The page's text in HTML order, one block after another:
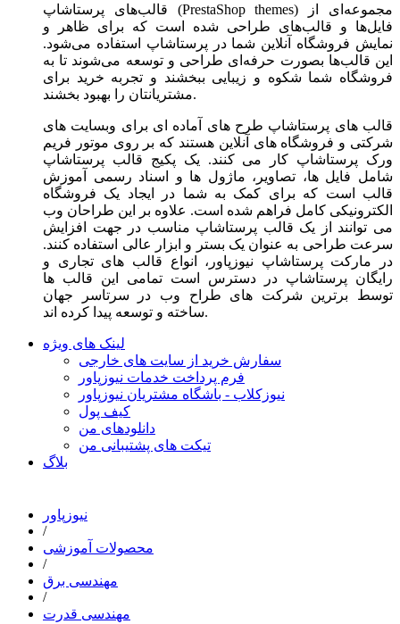
قالب‌های پرستاشاپ (PrestaShop themes) مجموعه‌ای از
فایل‌ها و قالب‌های طراحی شده است که برای ظاهر و
نمایش فروشگاه آنلاین شما در پرستاشاپ استفاده می‌شود.
این قالب‌ها بصورت حرفه‌ای طراحی و توسعه می‌شوند تا به
فروشگاه شما شکوه و زیبایی ببخشند و تجربه خرید برای
مشتریانتان را بهبود بخشند.
قالب های پرستاشاپ طرح های آماده ای برای وبسایت های
شرکتی و فروشگاه های آنلاین هستند که بر روی موتور فریم
ورک پرستاشاپ کار می کنند. یک پکیج قالب پرستاشاپ
شامل فایل ها، تصاویر، ماژول ها و اسناد رسمی آموزش
قالب است که برای کمک به شما در ایجاد یک فروشگاه
الکترونیکی کامل فراهم شده است. علاوه بر این طراحان وب
می توانند از یک قالب پرستاشاپ مناسب در جهت افزایش
سرعت طراحی به عنوان یک بستر و ابزار عالی استفاده کنند.
در مارکت پرستاشاپ نیوزپاور، انواع قالب های تجاری و
رایگان پرستاشاپ در دسترس است تمامی این قالب ها
توسط برترین شرکت های طراح وب در سرتاسر جهان
ساخته و توسعه پیدا کرده اند.
لینک های ویژه
سفارش خرید از سایت های خارجی
فرم پرداخت خدمات نیوزپاور
نیوزکلاب - باشگاه مشتریان نیوزپاور
کیف پول
دانلودهای من
تیکت های پشتیبانی من
بلاگ
نیوزپاور
/
محصولات آموزشی
/
مهندسی برق
/
مهندسی قدرت